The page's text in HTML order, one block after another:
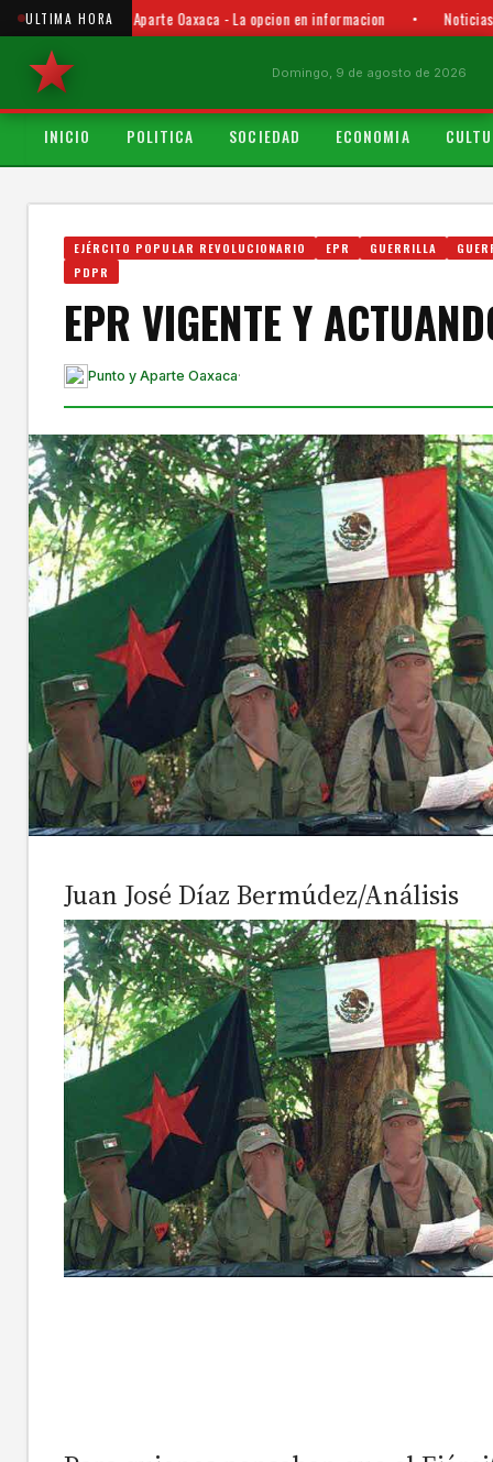
ULTIMA HORAPunto y Aparte Oaxaca - La opcion en informacion
Domingo, 9 de agosto de 2026
INICIO POLITICA SOCIEDAD ECONOMIA
EJÉRCITO POPULAR REVOLUCIONARIO EPR GUERRILLA
PDPR
EPR VIGENTE Y
Punto y Aparte Oaxaca·
Juan José Díaz Bermúdez/Análisis